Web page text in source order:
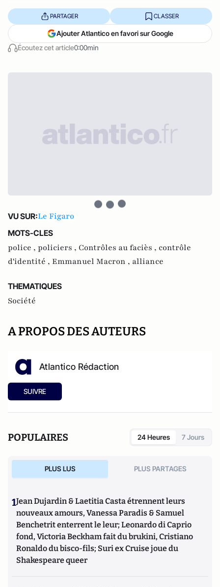
Écoutez cet article0:00min
PARTAGER CLASSER
Ajouter Atlantico en favori sur Google
VU SUR:Le Figaro
MOTS-CLES
police , policiers , Contrôles au faciès , contrôle
d'identité , Emmanuel Macron , alliance
THEMATIQUES
Société
A PROPOS DES AUTEURS
Atlantico Rédaction
SUIVRE
POPULAIRES 24 Heures 7 Jours
PLUS LUS PLUS PARTAGES
1Jean Dujardin & Laetitia Casta étrennent leurs
nouveaux amours, Vanessa Paradis & Samuel
Benchetrit enterrent le leur; Leonardo di Caprio
fond, Victoria Beckham fait du brukini, Cristiano
Ronaldo du bisco-fils; Suri ex Cruise joue du
Shakespeare queer